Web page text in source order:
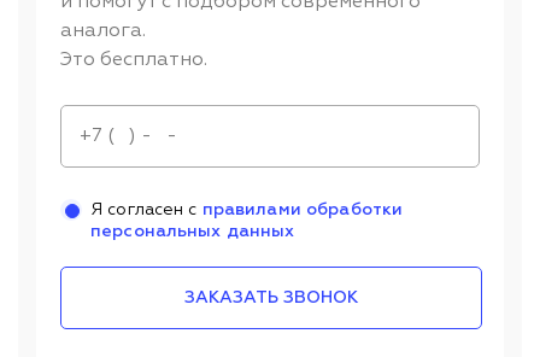
аналога.
Это бесплатно.
Я согласен с правилами обработки
персональных данных
ЗАКАЗАТЬ ЗВОНОК